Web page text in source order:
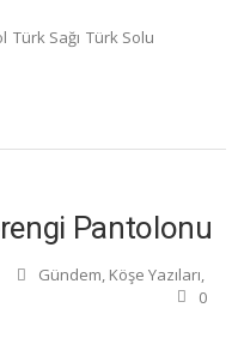
Türk Sağı Türk Solu
Pantolonu
Gündem, Köşe Yazıları,
0